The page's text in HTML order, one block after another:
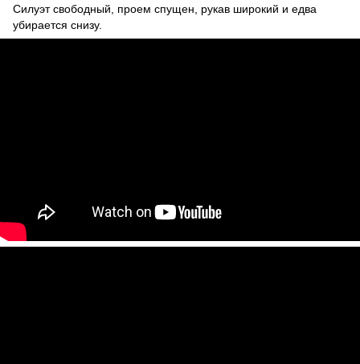
Силуэт свободный, проем спущен, рукав широкий и едва
убирается снизу.